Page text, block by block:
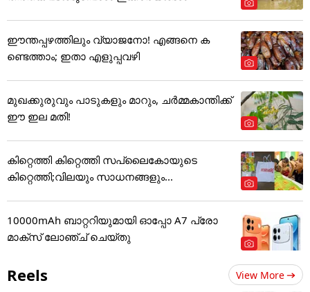
ഈന്തപ്പഴത്തിലും വ്യാജനോ! എങ്ങനെ ക
ണ്ടെത്താം; ഇതാ എളുപ്പവഴി
മുഖക്കുരുവും പാടുകളും മാറും, ചർമ്മകാന്തിക്ക്
ഈ ഇല മതി!
കിറ്റെത്തി കിറ്റെത്തി സപ്ലൈകോയുടെ
കിറ്റെത്തി;വിലയും സാധനങ്ങളും...
10000mAh ബാറ്ററിയുമായി ഓപ്പോ A7 പ്രോ
മാക്സ് ലോഞ്ച് ചെയ്തു
Reels View More